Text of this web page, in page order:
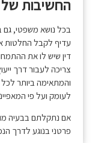
החשיבות של
בכל נושא משפטי, גם
עדיף לקבל החלטות או
דין שיש לו את ההתמחות
צריכה לעבור דרך ייעוץ
והמתאימה ביותר לכל
לעומק ועל פי המאפיינים
אם נתקלתם בבעיה מול
פרטני בנוגע לדרך הנכונה